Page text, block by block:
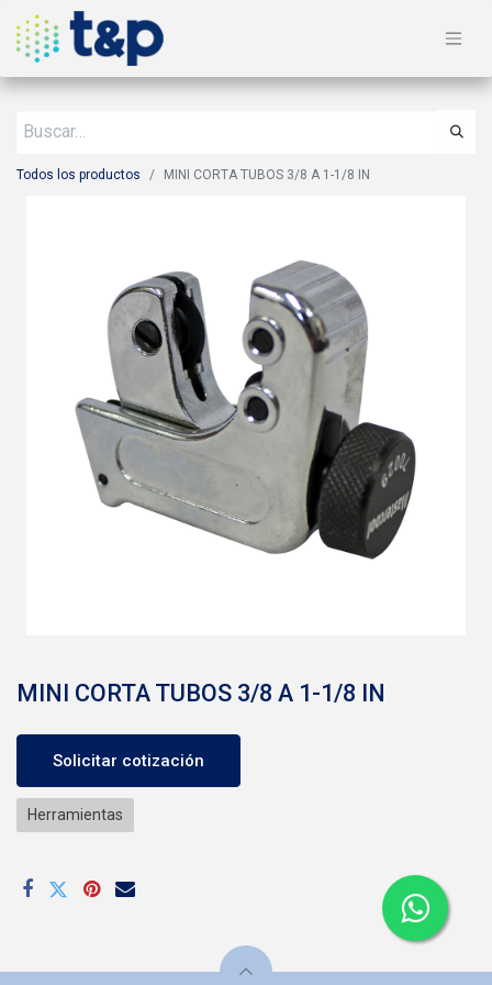
Todos los productos MINI CORTA TUBOS 3/8 A 1-1/8 IN
MINI CORTA TUBOS 3/8 A 1-1/8 IN
Solicitar cotización
Herramientas